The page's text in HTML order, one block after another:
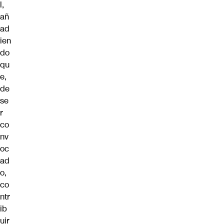
l,
añ
ad
ien
do
qu
e,
de
se
r
co
nv
oc
ad
o,
co
ntr
ib
uir